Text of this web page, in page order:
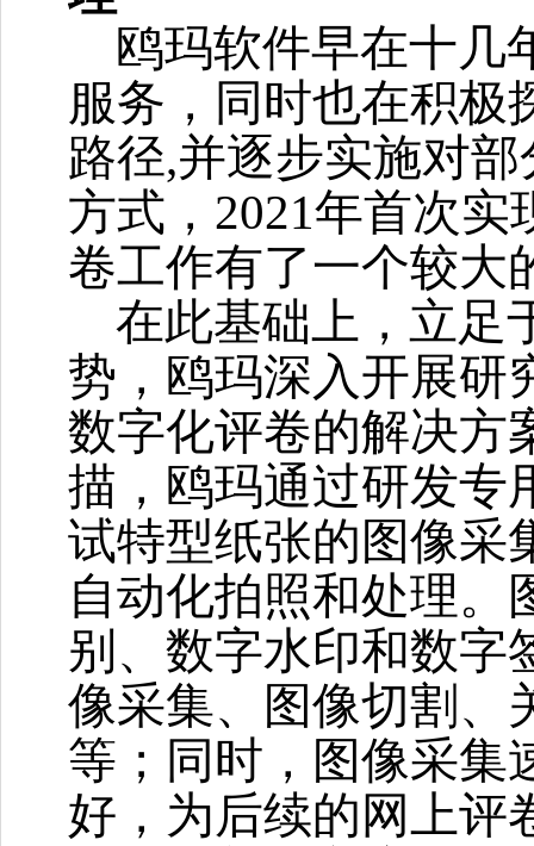
鸥玛软件早在十几
服务，同时也在积极
路径,并逐步实施对
方式， 2021年首次实
卷工作有了一个较大
在此基础上，立足
势，鸥玛深入开展研
数字化评卷的解决方
描，鸥玛通过研发专
试特型纸张的图像采
自动化拍照和处理。
别、数字水印和数字
像采集、图像切割、
等；同时，图像采集
好，为后续的网上评